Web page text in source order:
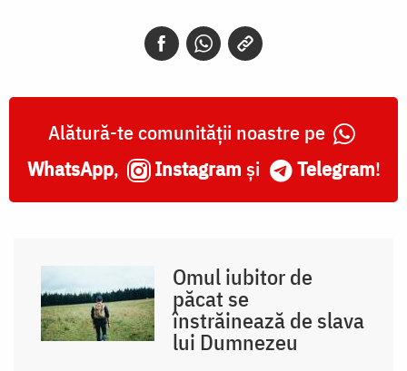
Alătură-te comunității noastre pe
WhatsApp, Instagram și Telegram!
Omul iubitor de
păcat se
înstrăinează de slava
lui Dumnezeu